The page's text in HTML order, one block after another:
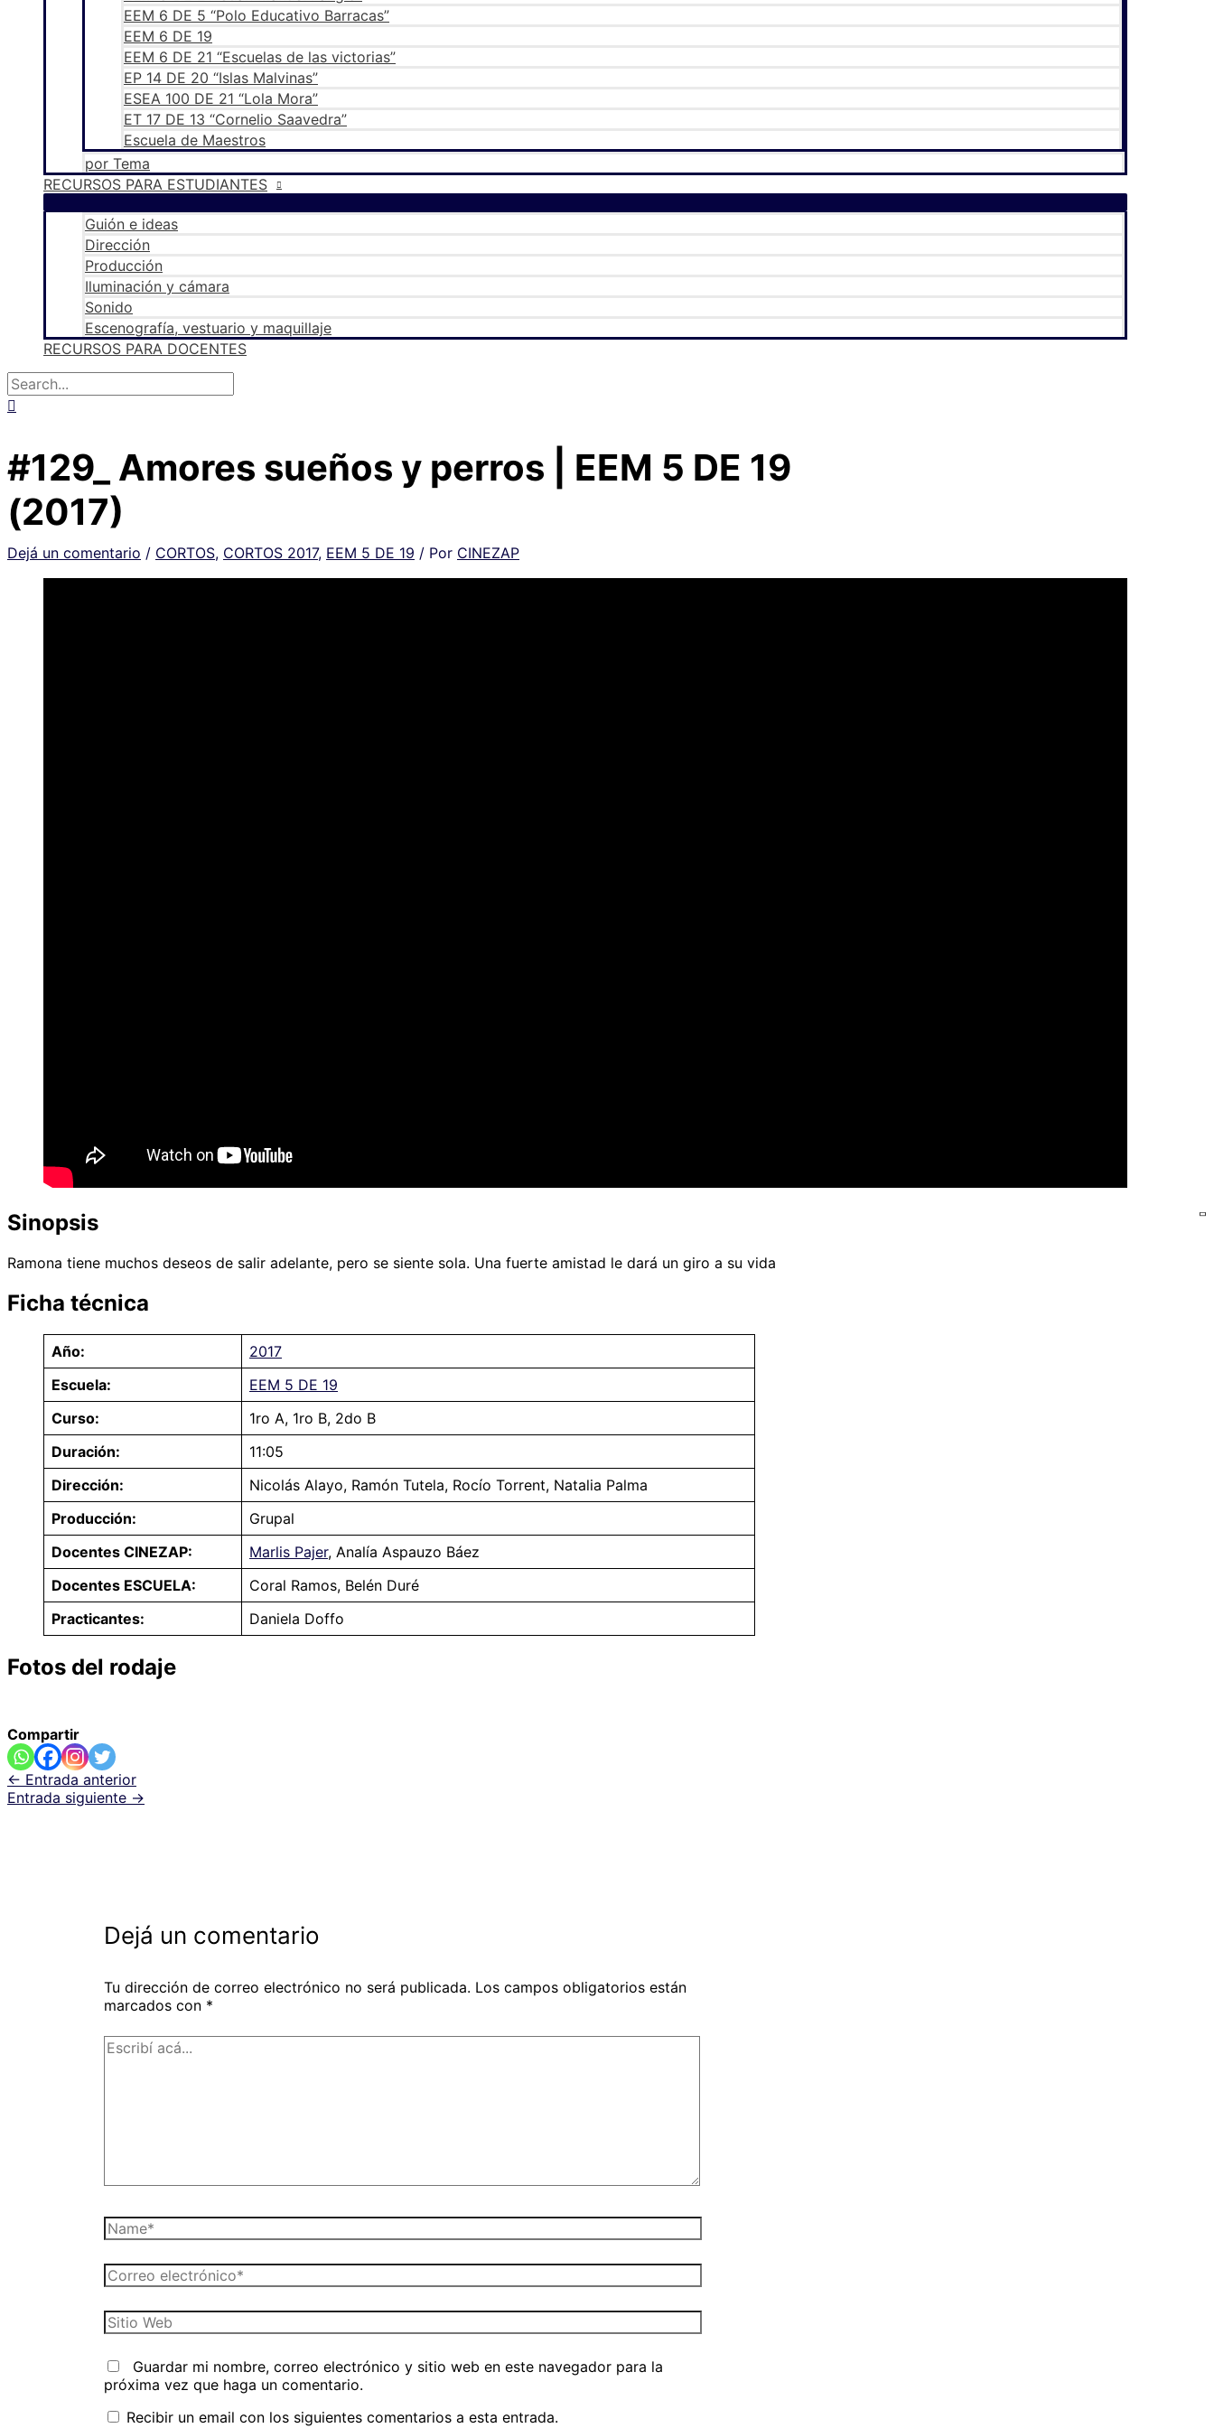
EEM 6 DE 5 “Polo Educativo Barracas”
EEM 6 DE 19
EEM 6 DE 21 “Escuelas de las victorias”
EP 14 DE 20 “Islas Malvinas”
ESEA 100 DE 21 “Lola Mora”
ET 17 DE 13 “Cornelio Saavedra”
Escuela de Maestros
por Tema
RECURSOS PARA ESTUDIANTES
Guión e ideas
Dirección
Producción
Iluminación y cámara
Sonido
Escenografía, vestuario y maquillaje
RECURSOS PARA DOCENTES
Buscar
por:
#129_ Amores sueños y perros | EEM 5 DE 19
(2017)
Dejá un comentario / CORTOS, CORTOS 2017, EEM 5 DE 19 / Por CINEZAP
Sinopsis
Ramona tiene muchos deseos de salir adelante, pero se siente sola. Una fuerte amistad le dará un giro a su vida
Ficha técnica
Año:
2017
Escuela:
EEM 5 DE 19
Curso:
1ro A, 1ro B, 2do B
Duración:
11:05
Dirección:
Nicolás Alayo, Ramón Tutela, Rocío Torrent, Natalia Palma
Producción:
Grupal
Docentes CINEZAP:
Marlis Pajer, Analía Aspauzo Báez
Docentes ESCUELA:
Coral Ramos, Belén Duré
Practicantes:
Daniela Doffo
Fotos del rodaje
Compartir
← Entrada anterior
Entrada siguiente →
Dejá un comentario
Tu dirección de correo electrónico no será publicada. Los campos obligatorios están
marcados con *
Escribí
Name*
Correo
electrónico*
Sitio
Web
Guardar mi nombre, correo electrónico y sitio web en este navegador para la
próxima vez que haga un comentario.
Recibir un email con los siguientes comentarios a esta entrada.